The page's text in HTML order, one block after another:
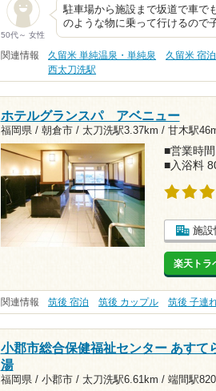
50代～ 女性
駐車場から施設まで坂道で車で
のような物に乗って行けるので
関連情報 久留米 単純温泉・単純泉 久留米 宿泊
西太刀洗駅
ホテルグランスパ アベニュー
福岡県 / 朝倉市 / 太刀洗駅3.37km / 甘木駅
■営業時
■入浴料
施設
楽天トラ
関連情報 筑後 宿泊 筑後 カップル 筑後 子連
小郡市総合保健福祉センター あすて
湯
福岡県 / 小郡市 / 太刀洗駅6.61km / 端間駅